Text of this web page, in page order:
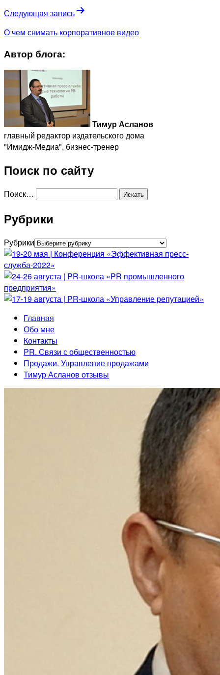
Следующая запись
О чем снимать корпоративное видео
Автор блога:
Тимур Асланов
главный редактор издательского дома
"Имидж-Медиа", бизнес-тренер
Поиск по сайту
Поиск…
Рубрики
Рубрики
Главная
Обо мне
Контакты
PR. Связи с общественностью
Продажи. Управление продажами
Тимур Асланов отзывы